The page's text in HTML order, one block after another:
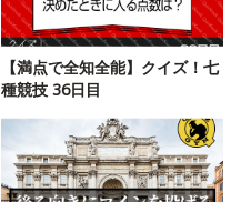
【満点で全知全能】クイズ！七
種競技 36日目